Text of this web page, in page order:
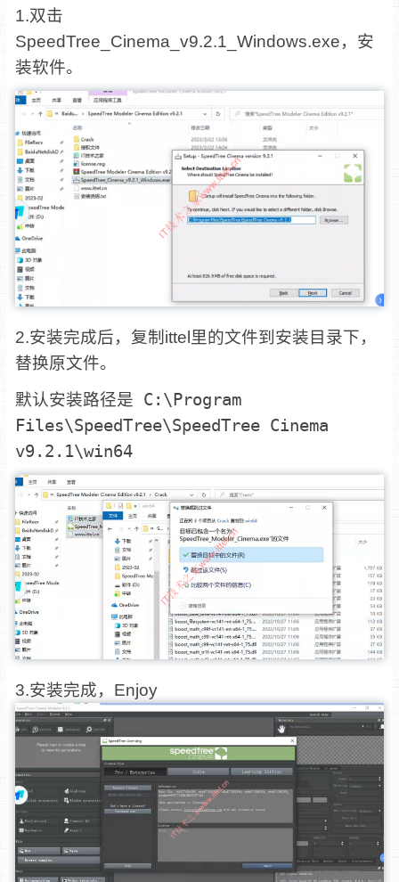
1.双击
SpeedTree_Cinema_v9.2.1_Windows.exe，安
装软件。
2.安装完成后，复制ittel里的文件到安装目录下，
替换原文件。
默认安装路径是 C:\Program
Files\SpeedTree\SpeedTree Cinema
v9.2.1\win64
3.安装完成，Enjoy